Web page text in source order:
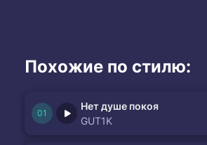
Похожие по стилю:
Нет душе покоя
GUT1K